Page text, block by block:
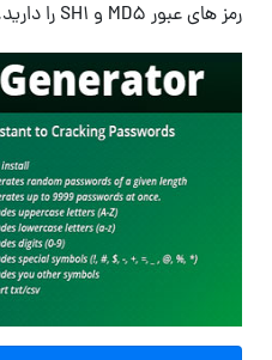
رمز های عبور MD5 و SH1 را دارید.